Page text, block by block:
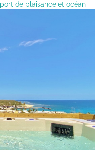
de plaisance et océan